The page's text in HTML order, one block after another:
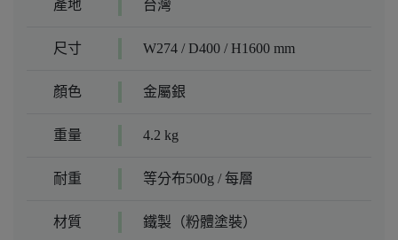
產地 台灣
尺寸 W274 / D400 / H1600 mm
顏色 金屬銀
重量 4.2 kg
耐重 等分布500g / 每層
材質 鐵製（粉體塗裝）